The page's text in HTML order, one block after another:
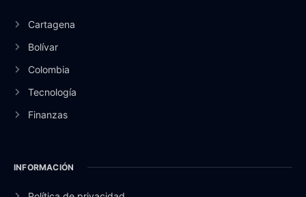
Cartagena
Bolívar
Colombia
Tecnología
Finanzas
INFORMACIÓN